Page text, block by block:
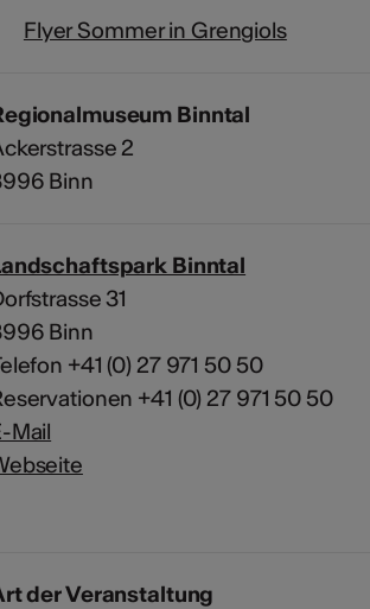
Flyer Sommer in Grengiols
Binntal
2
Binn
Binntal
31
Binn
+41 (0) 27 971 50 50
+41 (0) 27 971 50 50
Mail
der Veranstaltung